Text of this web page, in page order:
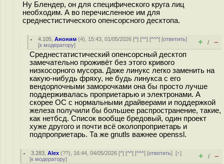
Ну Блендер, он для специфического круга лиц
необходим. А во перечисленное им для
среднестистического опенсорсного десктопа.
4.105 ,Аноним (4), 15:43, 01/05/2026 [^] [^^] [^^^] [ответить]
[к модератору] + / –
Среднестатистический опенсорсный десктоп
замечательно проживёт без этого кривого
низкосорного мусора. Даже линукс легко заменить на
какую-нибудь фряху, не будь линукса с его
вендорлочными заморочками она бы просто лучше
поддерживалась проприетарью и электронами. А
скорее ОС с нормальными драйверами и поддержкой
железа получили бы большее распространение, такие,
как нетбсд. Список вообще бредовый, один проект
хуже другого и почти всё околопроприетарь и
подпроприетарь. Та же gnutls важнее openssl.
3.283 ,Alex (??), 16:44, 04/05/2026 [^] [^^] [^^^] [ответить][↑]
[к модератору] + / –